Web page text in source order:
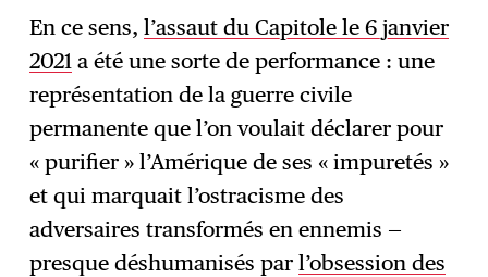
En ce sens,l’assaut du Capitole le 6 janvier
2021 a été une sorte de performance : une
représentation de la guerre civile
permanente que l’on voulait déclarer pour
« purifier » l’Amérique de ses « impuretés »
et qui marquait l’ostracisme des
adversaires transformés en ennemis —
presque déshumanisés parl’obsession des